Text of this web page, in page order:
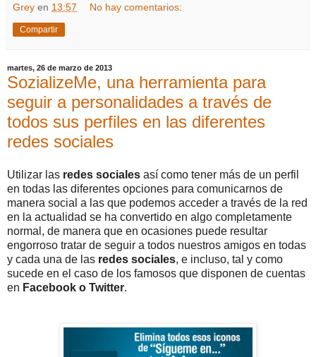
Grey en 13:57 No hay comentarios:
Compartir
martes, 26 de marzo de 2013
SozializeMe, una herramienta para
seguir a personalidades a través de
todos sus perfiles en las diferentes
redes sociales
Utilizar las redes sociales así como tener más de un perfil
en todas las diferentes opciones para comunicarnos de
manera social a las que podemos acceder a través de la red
en la actualidad se ha convertido en algo completamente
normal, de manera que en ocasiones puede resultar
engorroso tratar de seguir a todos nuestros amigos en todas
y cada una de las redes sociales, e incluso, tal y como
sucede en el caso de los famosos que disponen de cuentas
en Facebook o Twitter.